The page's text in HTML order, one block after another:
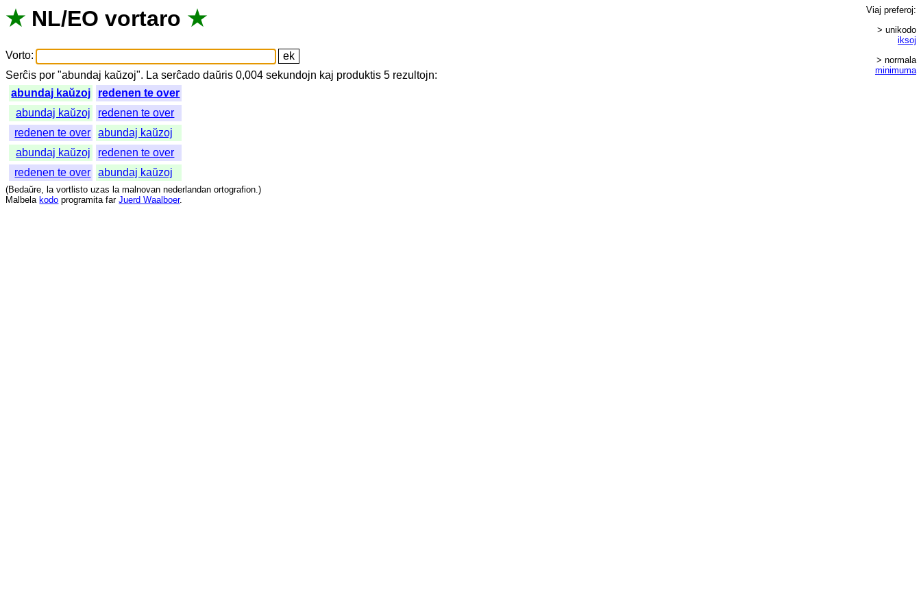
★ NL/EO vortaro ★
Vorto:
Serĉis por "abundaj kaŭzoj". La serĉado daŭris 0,004sekundojn kaj produktis 5 rezultojn:
abundaj kaŭzoj
redenen te over
abundaj kaŭzoj
redenen te over
redenen te over
abundaj kaŭzoj
abundaj kaŭzoj
redenen te over
redenen te over
abundaj kaŭzoj
Viaj preferoj:
> unikodo
iksoj
> normala
minimuma
(Bedaŭre, la vortlisto uzas la malnovan nederlandan ortografion.)
Malbela kodo programita far Juerd Waalboer.